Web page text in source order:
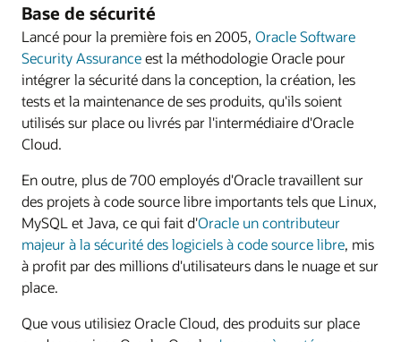
Base de sécurité
Lancé pour la première fois en 2005, Oracle Software
Security Assuranceest la méthodologie Oracle pour
intégrer la sécurité dans la conception, la création, les
tests et la maintenance de ses produits, qu'ils soient
utilisés sur place ou livrés par l'intermédiaire d'Oracle
Cloud.
En outre, plus de 700 employés d'Oracle travaillent sur
des projets à code source libre importants tels que Linux,
MySQL et Java, ce qui fait d'Oracle un contributeur
majeur à la sécurité des logiciels à code source libre, mis
à profit par des millions d'utilisateurs dans le nuage et sur
place.
Que vous utilisiez Oracle Cloud, des produits sur place